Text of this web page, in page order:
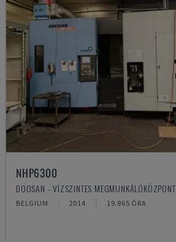
NHP6300
DOOSAN - VÍZSZINTES MEGMUNKÁLÓKÖZPONT
BELGIUM 2014 19.865 ÓRA